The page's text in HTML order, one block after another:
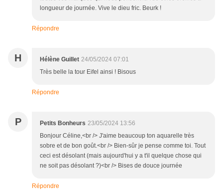
longueur de journée. Vive le dieu fric. Beurk !
Répondre
H Hélène Guillet 24/05/2024 07:01
Très belle la tour Eifel ainsi ! Bisous
Répondre
P Petits Bonheurs 23/05/2024 13:56
Bonjour Céline,<br /> J'aime beaucoup ton aquarelle très
sobre et de bon goût.<br /> Bien-sûr je pense comme toi. Tout
ceci est désolant (mais aujourd'hui y a t'il quelque chose qui
ne soit pas désolant ?)<br /> Bises de douce journée
Répondre